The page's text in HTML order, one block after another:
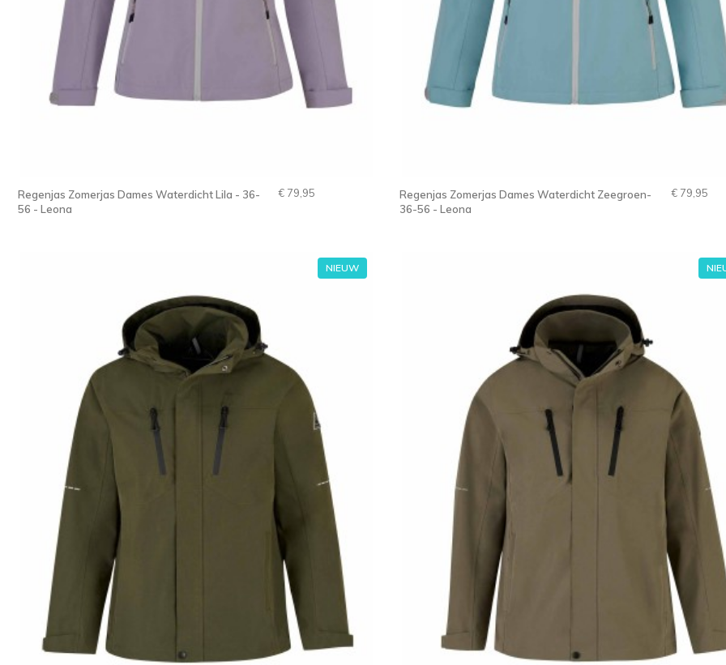
Regenjas Zomerjas Dames Waterdicht Lila - 36-
56 - Leona
€ 79,95
Regenjas Zomerjas Dames Waterdicht Zeegroen-
36-56 - Leona
€ 79,95
NIEUW